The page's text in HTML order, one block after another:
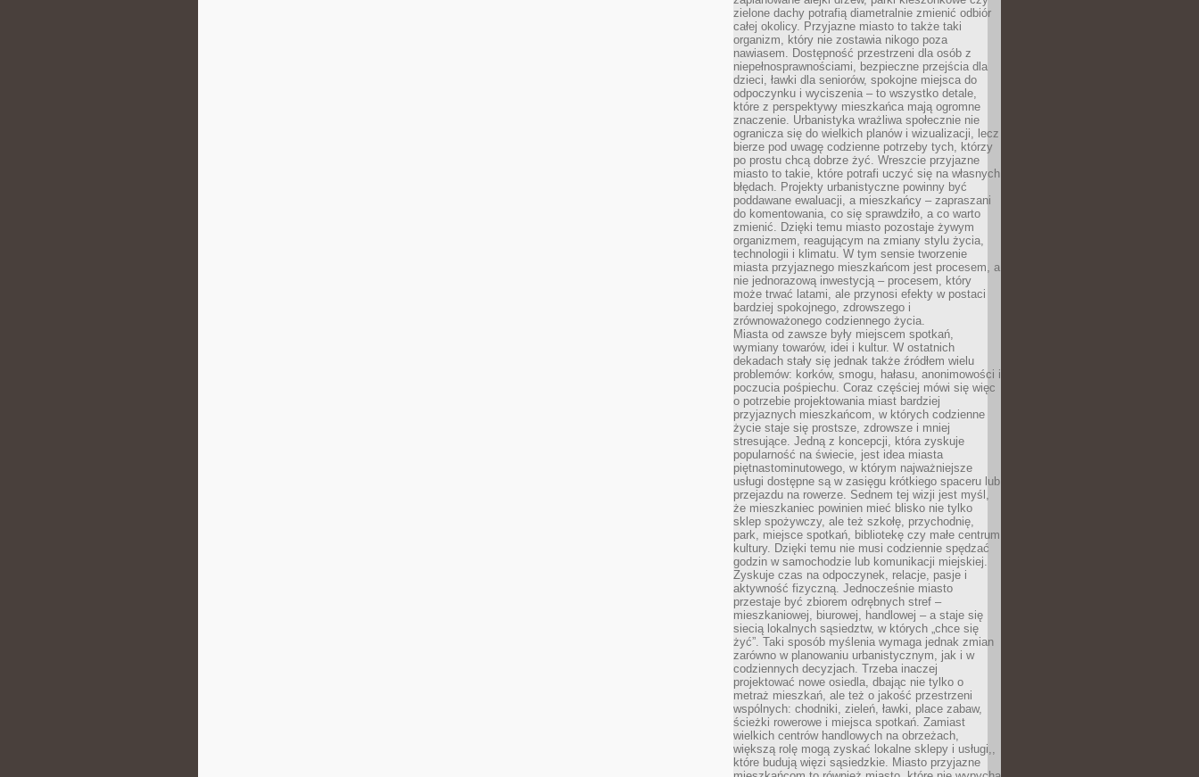
zielone dachy potrafią diametralnie zmienić odbiór
całej okolicy. Przyjazne miasto to także taki
organizm, który nie zostawia nikogo poza
nawiasem. Dostępność przestrzeni dla osób z
niepełnosprawnościami, bezpieczne przejścia dla
dzieci, ławki dla seniorów, spokojne miejsca do
odpoczynku i wyciszenia – to wszystko detale,
które z perspektywy mieszkańca mają ogromne
znaczenie. Urbanistyka wrażliwa społecznie nie
ogranicza się do wielkich planów i wizualizacji, lecz
bierze pod uwagę codzienne potrzeby tych, którzy
po prostu chcą dobrze żyć. Wreszcie przyjazne
miasto to takie, które potrafi uczyć się na własnych
błędach. Projekty urbanistyczne powinny być
poddawane ewaluacji, a mieszkańcy – zapraszani
do komentowania, co się sprawdziło, a co warto
zmienić. Dzięki temu miasto pozostaje żywym
organizmem, reagującym na zmiany stylu życia,
technologii i klimatu. W tym sensie tworzenie
miasta przyjaznego mieszkańcom jest procesem, a
nie jednorazową inwestycją – procesem, który
może trwać latami, ale przynosi efekty w postaci
bardziej spokojnego, zdrowszego i
zrównoważonego codziennego życia.
Miasta od zawsze były miejscem spotkań,
wymiany towarów, idei i kultur. W ostatnich
dekadach stały się jednak także źródłem wielu
problemów: korków, smogu, hałasu, anonimowości i
poczucia pośpiechu. Coraz częściej mówi się więc
o potrzebie projektowania miast bardziej
przyjaznych mieszkańcom, w których codzienne
życie staje się prostsze, zdrowsze i mniej
stresujące. Jedną z koncepcji, która zyskuje
popularność na świecie, jest idea miasta
piętnastominutowego, w którym najważniejsze
usługi dostępne są w zasięgu krótkiego spaceru lub
przejazdu na rowerze. Sednem tej wizji jest myśl,
że mieszkaniec powinien mieć blisko nie tylko
sklep spożywczy, ale też szkołę, przychodnię,
park, miejsce spotkań, bibliotekę czy małe centrum
kultury. Dzięki temu nie musi codziennie spędzać
godzin w samochodzie lub komunikacji miejskiej.
Zyskuje czas na odpoczynek, relacje, pasje i
aktywność fizyczną. Jednocześnie miasto
przestaje być zbiorem odrębnych stref –
mieszkaniowej, biurowej, handlowej – a staje się
siecią lokalnych sąsiedztw, w których „chce się
żyć”. Taki sposób myślenia wymaga jednak zmian
zarówno w planowaniu urbanistycznym, jak i w
codziennych decyzjach. Trzeba inaczej
projektować nowe osiedla, dbając nie tylko o
metraż mieszkań, ale też o jakość przestrzeni
wspólnych: chodniki, zieleń, ławki, place zabaw,
ścieżki rowerowe i miejsca spotkań. Zamiast
wielkich centrów handlowych na obrzeżach,
większą rolę mogą zyskać lokalne sklepy i usługi,,
które budują więzi sąsiedzkie. Miasto przyjazne